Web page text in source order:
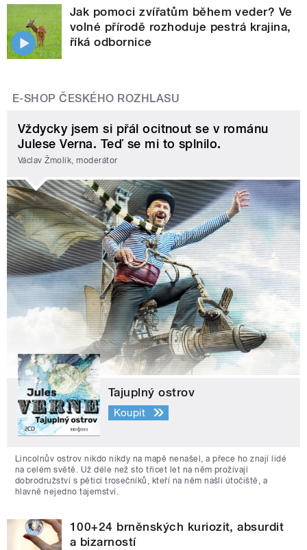
Jak pomoci zvířatům během veder? Ve
volné přírodě rozhoduje pestrá krajina,
říká odbornice
E-SHOP ČESKÉHO ROZHLASU
Vždycky jsem si přál ocitnout se v románu
Julese Verna. Teď se mi to splnilo.
Václav Žmolík, moderátor
Tajuplný ostrov
Koupit
Lincolnův ostrov nikdo nikdy na mapě nenašel, a přece ho znají lidé
na celém světě. Už déle než sto třicet let na něm prožívají
dobrodružství s pěticí trosečníků, kteří na něm našli útočiště, a
hlavně nejedno tajemství.
100+24 brněnských kuriozit, absurdit
a bizarností